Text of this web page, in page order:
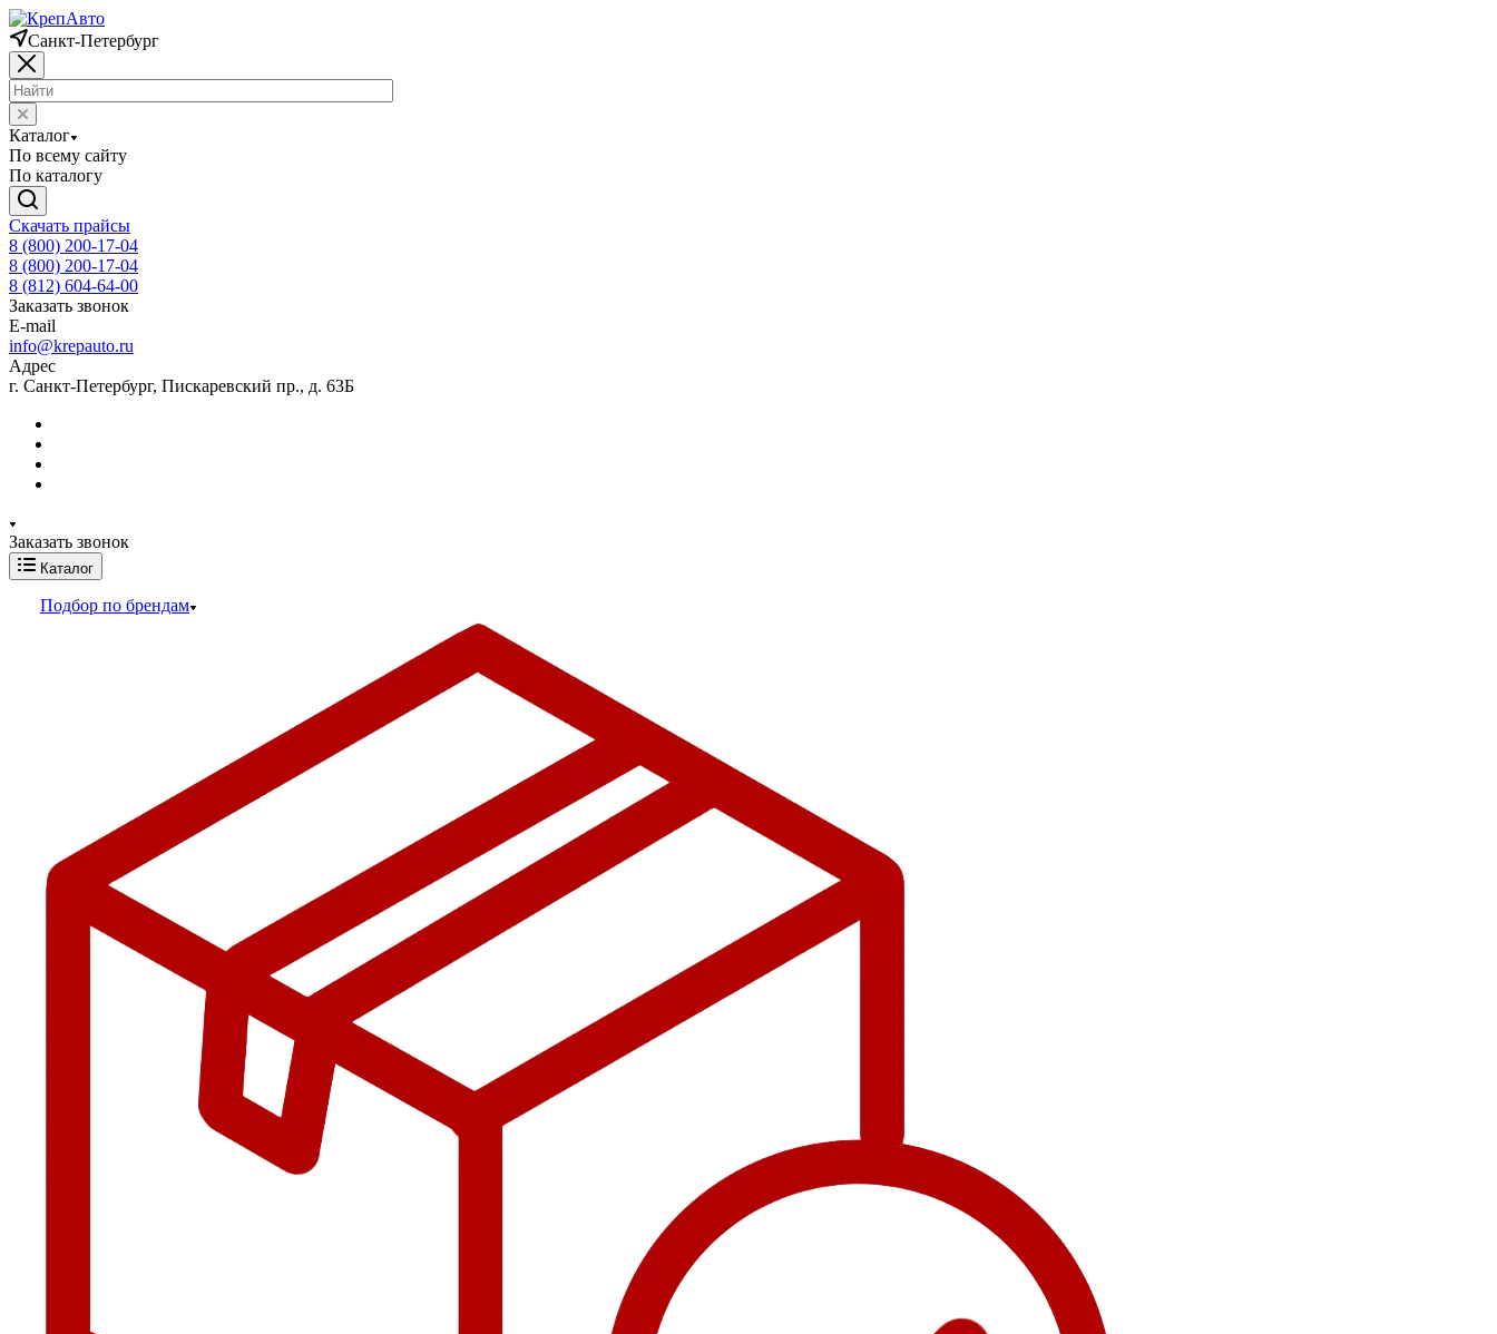
Санкт-Петербург
Каталог
По всему сайту
По каталогу
Скачать прайсы
8 (800) 200-17-04
8 (800) 200-17-04
8 (812) 604-64-00
Заказать звонок
E-mail
info@krepauto.ru
Адрес
г. Санкт-Петербург, Пискаревский пр., д. 63Б
Заказать звонок
Каталог
Подбор по брендам